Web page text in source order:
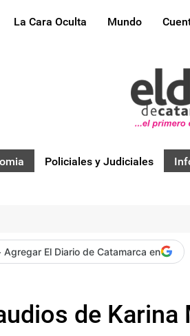
La Cara Oculta Mundo
Policiales y Judiciales
Agregar El Diario de Catamarca en
de Karina